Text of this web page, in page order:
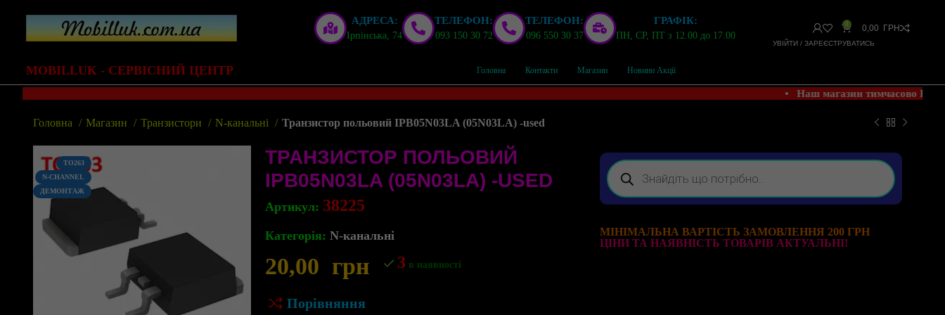
АДРЕСА:
Ірпінська, 74
ТЕЛЕФОН:
093 150 30 72
ТЕЛЕФОН:
096 550 30 37
ГРАФІК:
ПН, СР, ПТ з 12.00 до 17.00
УВІЙТИ / ЗАРЕЄСТРУВАТИСЬ
0 0,00 ГРН
MOBILLUK - СЕРВІСНИЙ ЦЕНТР Головна Контакти Магазин Новини Акції
• Наш магазин тимчасово НЕ
Головна Магазин Транзистори N-канальні Транзистор польовий IPB05N03LA (05N03LA) -used
TO263
N-CHANNEL
ДЕМОНТАЖ
ТРАНЗИСТОР ПОЛЬОВИЙ
IPB05N03LA (05N03LA) -USED
Артикул: 38225
Категорія: N-канальні
20,00 грн 3 в наявності
Порівняння
МІНІМАЛЬНА ВАРТІСТЬ ЗАМОВЛЕННЯ 200 ГРН
ЦІНИ ТА НАЯВНІСТЬ ТОВАРІВ АКТУАЛЬНІ!